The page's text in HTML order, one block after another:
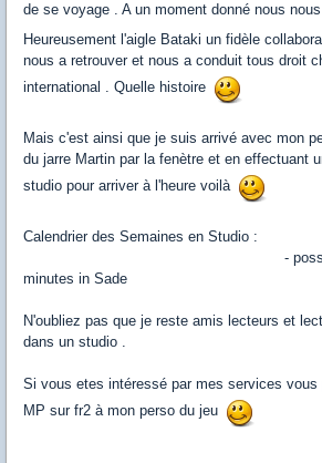
de se voyage . A un moment donné nous
Heureusement l'aigle Bataki un fidèle
nous a retrouver et nous a conduit tous droit
international . Quelle histoire
Mais c'est ainsi que je suis arrivé avec mon
du jarre Martin par la fenètre et en effectuant
studio pour arriver à l'heure voilà
Calendrier des Semaines en Studio :
- possibilité
minutes in Sade
N'oubliez pas que je reste amis lecteurs et
dans un studio .
Si vous etes intéressé par mes services vous
MP sur fr2 à mon perso du jeu